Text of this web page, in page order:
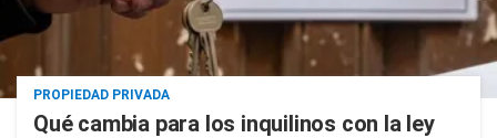
PROPIEDAD PRIVADA
Qué cambia para los inquilinos con la ley